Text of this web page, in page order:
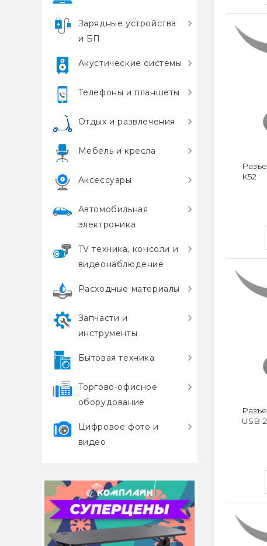
Зарядные устройства
и БП
Акустические системы
Телефоны и планшеты
Отдых и развлечения
Мебель и кресла
Аксессуары
Автомобильная
электроника
TV техника, консоли и
видеонаблюдение
Расходные материалы
Запчасти и
инструменты
Бытовая техника
Торгово‑офисное
оборудование
Цифровое фото и
видео
K52
USB